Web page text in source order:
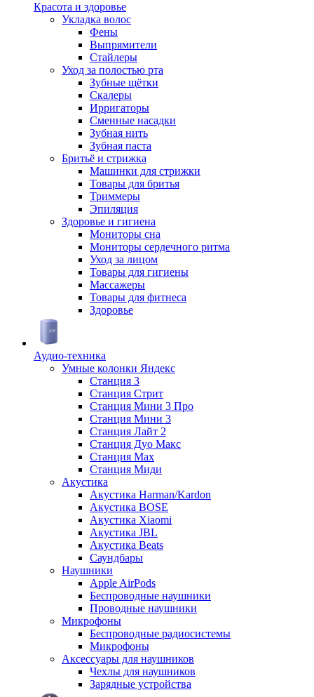
Красота и здоровье
Укладка волос
Фены
Выпрямители
Стайлеры
Уход за полостью рта
Зубные щётки
Скалеры
Ирригаторы
Сменные насадки
Зубная нить
Зубная паста
Бритьё и стрижка
Машинки для стрижки
Товары для бритья
Триммеры
Эпиляция
Здоровье и гигиена
Мониторы сна
Мониторы сердечного ритма
Уход за лицом
Товары для гигиены
Массажеры
Товары для фитнеса
Здоровье
Аудио-техника
Умные колонки Яндекс
Станция 3
Станция Стрит
Станция Мини 3 Про
Станция Мини 3
Станция Лайт 2
Станция Дуо Макс
Станция Max
Станция Миди
Акустика
Акустика Harman/Kardon
Акустика BOSE
Акустика Xiaomi
Акустика JBL
Акустика Beats
Саундбары
Наушники
Apple AirPods
Беспроводные наушники
Проводные наушники
Микрофоны
Беспроводные радиосистемы
Микрофоны
Аксессуары для наушников
Чехлы для наушников
Зарядные устройства